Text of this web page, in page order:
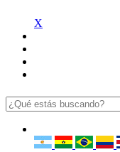
X